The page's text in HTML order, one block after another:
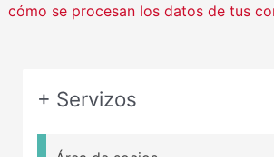
cómo se procesan los datos de tus
+ Servizos